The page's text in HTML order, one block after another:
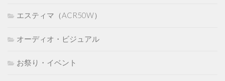
エスティマ（ACR50W）
オーディオ・ビジュアル
お祭り・イベント